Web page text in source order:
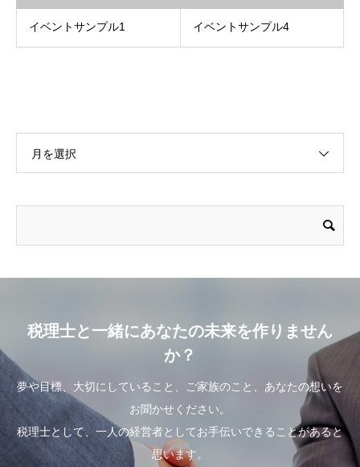
イベントサンプル1 イベントサンプル4
月を選択
税理士と一緒にあなたの未来を作りません
か？
夢や目標、大切にしていること、ご家族のこと、あなたの想いを
お聞かせください。
税理士として、一人の経営者としてお手伝いできることがあると
思います。